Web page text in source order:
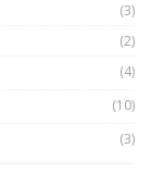
(3)
(2)
(4)
(10)
(3)